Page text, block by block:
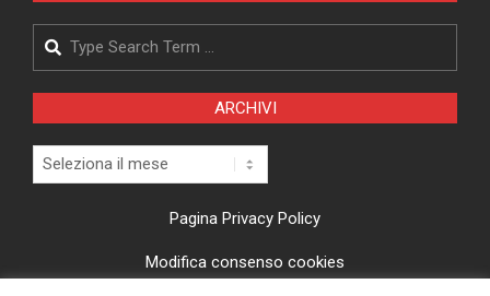
Search
ARCHIVI
Archivi
Pagina Privacy Policy
Modifica consenso cookies